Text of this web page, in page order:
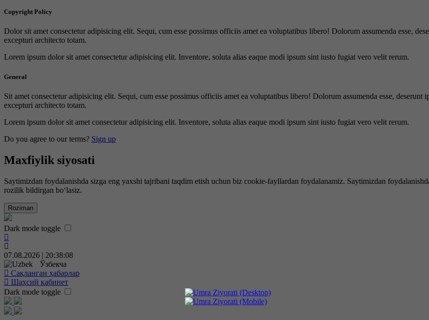
Copyright Policy
Dolor sit amet consectetur adipisicing elit. Sequi, cum esse possimus officiis amet ea voluptatibus libero! Dolorum assumenda esse,
excepturi architecto totam.
Lorem ipsum dolor sit amet consectetur adipisicing elit. Inventore, soluta alias eaque modi ipsum sint iusto fugiat vero velit rerum.
General
Sit amet consectetur adipisicing elit. Sequi, cum esse possimus officiis amet ea voluptatibus libero! Dolorum assumenda esse,
excepturi architecto totam.
Lorem ipsum dolor sit amet consectetur adipisicing elit. Inventore, soluta alias eaque modi ipsum sint iusto fugiat vero velit rerum.
Do you agree to our terms? Sign up
Maxfiylik siyosati
Saytimizdan foydalanishda sizga eng yaxshi tajribani taqdim etish uchun biz cookie-fayllardan foydalanamiz. Saytimizdan
rozilik bildirgan bo‘lasiz.
Roziman
Dark mode toggle
07.08.2026 | 20:38:09
Ўзбекча
Сақланган ҳабарлар
Шаҳсий кабинет
Dark mode toggle